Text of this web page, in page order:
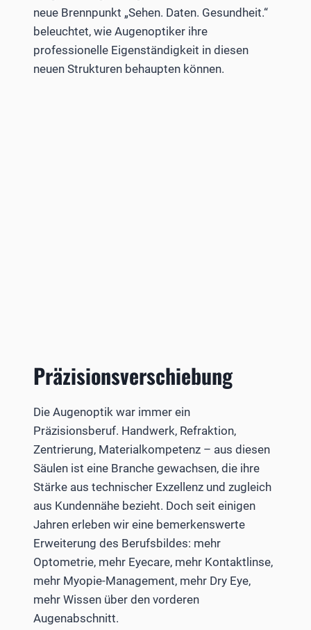
neue Brennpunkt „Sehen. Daten. Gesundheit.“
beleuchtet, wie Augenoptiker ihre
professionelle Eigenständigkeit in diesen
neuen Strukturen behaupten können.
Präzisionsverschiebung
Die Augenoptik war immer ein
Präzisionsberuf. Handwerk, Refraktion,
Zentrierung, Materialkompetenz – aus diesen
Säulen ist eine Branche gewachsen, die ihre
Stärke aus technischer Exzellenz und zugleich
aus Kundennähe bezieht. Doch seit einigen
Jahren erleben wir eine bemerkenswerte
Erweiterung des Berufsbildes: mehr
Optometrie, mehr Eyecare, mehr Kontaktlinse,
mehr Myopie-Management, mehr Dry Eye,
mehr Wissen über den vorderen
Augenabschnitt.